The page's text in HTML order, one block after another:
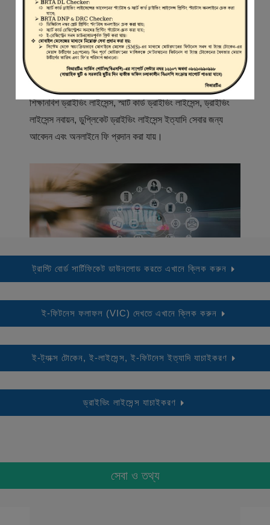
স্বাগতম
বিআরটিএ সার্ভিস পোর্টাল (বিএসপি) বাংলাদেশ রোড ট্রান্সপোর্ট অথরিটি
(বিআরটিএ) এর একটি অনলাইন সেবা প্রদানের মাধ্যম যেখানে ড্রাইভার,
মোটরযান মালিক, মোটরযান বিক্রেতাদের নিবন্ধিত করা হয় এবং
শিক্ষানবিশ ড্রাইভিং লাইসেন্স, স্মার্ট কার্ড ড্রাইভিং লাইসেন্স, ড্রাইভিং
লাইসেন্স নবায়ন, ডুপ্লিকেট ড্রাইভিং লাইসেন্স ইত্যাদি সেবার জন্য
আবেদন এবং অনলাইনে ফি প্রদান করা যায়।
ট্রাস্টি বোর্ড সার্টিফিকেট ডাউনলোড করতে এখানে ক্লিক করুন
ই-ফিটনেস ফলাফল (VIC) দেখতে এখানে ক্লিক করুন
ই-ট্যাক্স টোকেন, ই-লাইসেন্স, ই-ফিটনেস ইত্যাদি যাচাইকরণ
ড্রাইভিং লাইসেন্স যাচাইকরণ
সেবা ও তথ্য